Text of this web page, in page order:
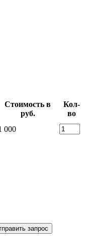
Стоимость в
руб.
Кол-
во
000
запрос